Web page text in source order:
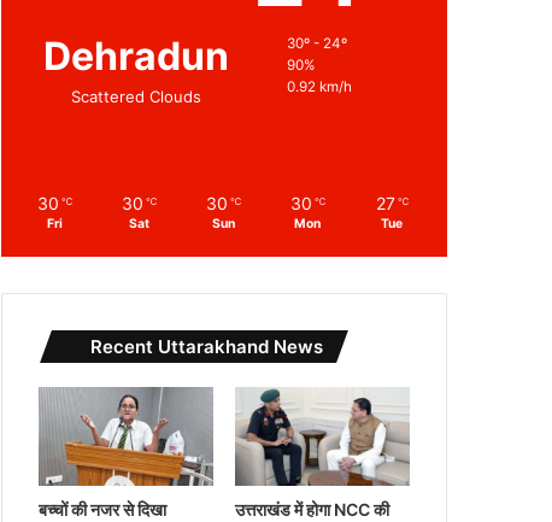
Dehradun
Scattered Clouds
30º - 24º
90%
0.92 km/h
30 ℃
Fri
30 ℃
Sat
30 ℃
Sun
30 ℃
Mon
27 ℃
Tue
Recent Uttarakhand News
बच्चों की नजर से दिखा
उत्तराखंड में होगा NCC की